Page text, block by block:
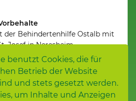
benutzt Cookies, die für
Betrieb der Website
und stets gesetzt werden.
um Inhalte und Anzeigen
der Behindertenhilfe Ostalb mit
Josef in Neresheim.
erfolgreich bestanden
Ostalb beenden